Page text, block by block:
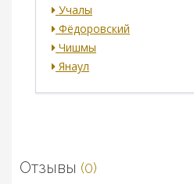
Учалы
Фёдоровский
Чишмы
Янаул
Отзывы (0)